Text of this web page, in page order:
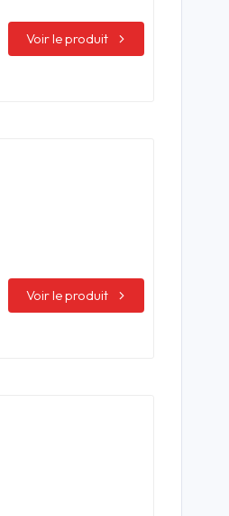
Voir le produit
Voir le produit